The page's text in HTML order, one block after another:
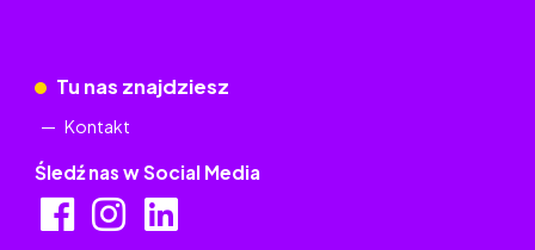
Tu nas znajdziesz
Kontakt
Śledź nas w Social Media